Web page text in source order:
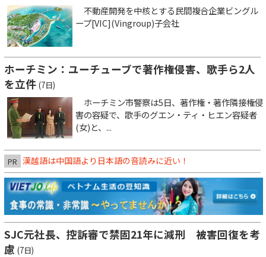
不動産開発を中核とする民間複合企業ビングル
ープ[VIC](Vingroup)子会社
ホーチミン：ユーチューブで著作権侵害、歌手ら2人
を立件 (7日)
ホーチミン市警察は5日、著作権・著作隣接権侵
害の容疑で、歌手のグエン・ティ・ヒエン容疑者
(女)と、...
PR 漢越語は中国語より日本語の音読みに近い！
SJC元社長、控訴審で禁固21年に減刑 被害回復を考
慮 (7日)